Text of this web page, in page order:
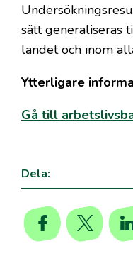
sätt generaliseras
landet och inom
Ytterligare
Gå till
Dela: